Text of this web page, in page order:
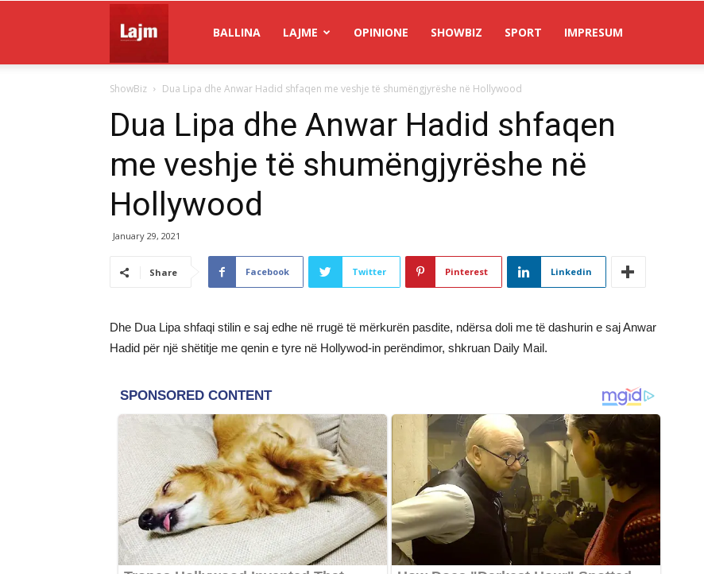
Lajm
BALLINA LAJME OPINIONE SHOWBIZ SPORT IMPRESUM
ShowBiz Dua Lipa dhe Anwar Hadid shfaqen me veshje të shumëngjyrëshe në Hollywood
Dua Lipa dhe Anwar Hadid shfaqen
me veshje të shumëngjyrëshe në
Hollywood
January 29, 2021
Share Facebook Twitter Pinterest Linkedin
Dhe Dua Lipa shfaqi stilin e saj edhe në rrugë të mërkurën pasdite, ndërsa doli me të dashurin e saj Anwar
Hadid për një shëtitje me qenin e tyre në Hollywod-in perëndimor, shkruan Daily Mail.